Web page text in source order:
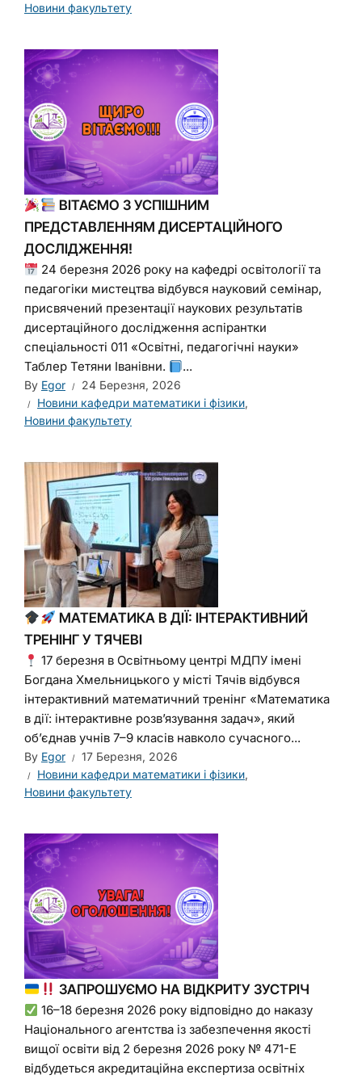
Новини факультету
ВІТАЄМО З УСПІШНИМ
ПРЕДСТАВЛЕННЯМ ДИСЕРТАЦІЙНОГО
ДОСЛІДЖЕННЯ!
24 березня 2026 року на кафедрі освітології та
педагогіки мистецтва відбувся науковий семінар,
присвячений презентації наукових результатів
дисертаційного дослідження аспірантки
спеціальності 011 «Освітні, педагогічні науки»
Таблер Тетяни Іванівни.
...
By Egor
24 Березня, 2026
Новини кафедри математики і фізики,
Новини факультету
МАТЕМАТИКА В ДІЇ: ІНТЕРАКТИВНИЙ
ТРЕНІНГ У ТЯЧЕВІ
17 березня в Освітньому центрі МДПУ імені
Богдана Хмельницького у місті Тячів відбувся
інтерактивний математичний тренінг «Математика
в дії: інтерактивне розв’язування задач», який
об’єднав учнів 7–9 класів навколо сучасного...
By Egor
17 Березня, 2026
Новини кафедри математики і фізики,
Новини факультету
ЗАПРОШУЄМО НА ВІДКРИТУ ЗУСТРІЧ
16–18 березня 2026 року відповідно до наказу
Національного агентства із забезпечення якості
вищої освіти від 2 березня 2026 року № 471-Е
відбудеться акредитаційна експертиза освітніх